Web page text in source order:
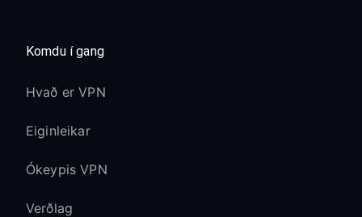
Komdu í gang
Hvað er VPN
Eiginleikar
Ókeypis VPN
Verðlag